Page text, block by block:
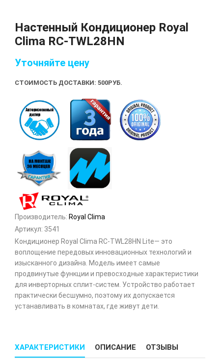
Настенный Кондиционер Royal
Clima RC-TWL28HN
Уточняйте цену
СТОИМОСТЬ ДОСТАВКИ: 500РУБ.
Производитель: Royal Clima
Артикул: 3541
Кондиционер Royal Clima RC-TWL28HN Lite— это
воплощение передовых инновационных технологий и
изысканного дизайна. Модель имеет самые
продвинутые функции и превосходные характеристики
для инверторных сплит-систем. Устройство работает
практически бесшумно, поэтому их допускается
устанавливать в комнатах, где живут дети.
ХАРАКТЕРИСТИКИ ОПИСАНИЕ ОТЗЫВЫ